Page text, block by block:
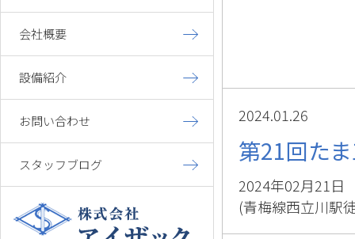
会社概要
設備紹介
お問い合わせ
スタッフブログ
2024.01.26
第21回た
2024年02月21日
(青梅線西立川